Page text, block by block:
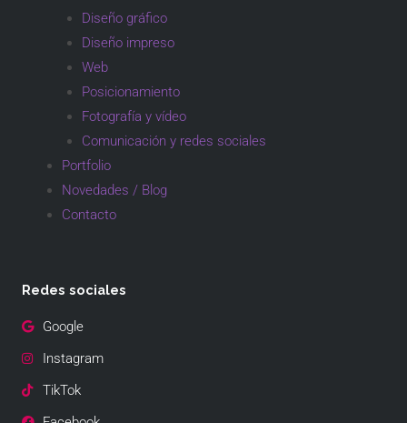
Diseño gráfico
Diseño impreso
Web
Posicionamiento
Fotografía y vídeo
Comunicación y redes sociales
Portfolio
Novedades / Blog
Contacto
Redes sociales
Google
Instagram
TikTok